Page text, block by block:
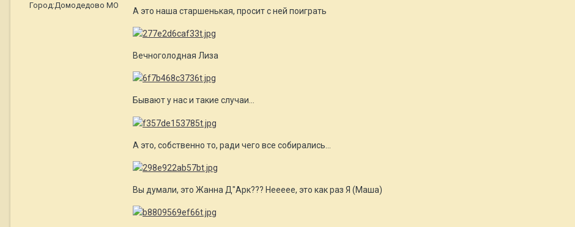
Город:Домодедово МО
А это наша старшенькая, просит с ней поиграть
Вечноголодная Лиза
Бывают у нас и такие случаи...
А это, собственно то, ради чего все собирались...
Вы думали, это Жанна Д"Арк??? Неееее, это как раз Я (Маша)